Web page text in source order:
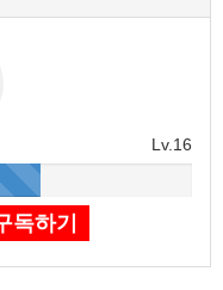
Lv.16
독하기